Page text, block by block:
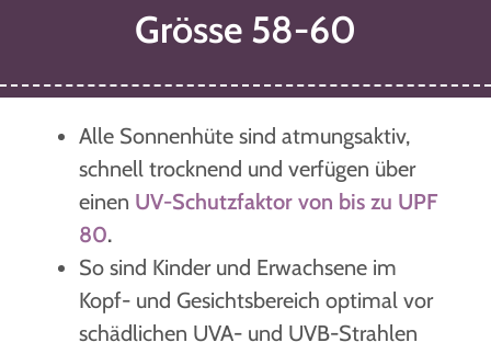
Grösse 58-60
Alle Sonnenhüte sind atmungsaktiv,
schnell trocknend und verfügen über
einen UV-Schutzfaktor von bis zu UPF
80.
So sind Kinder und Erwachsene im
Kopf- und Gesichtsbereich optimal vor
schädlichen UVA- und UVB-Strahlen